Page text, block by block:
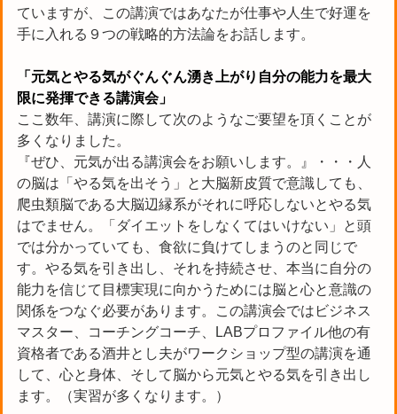
ていますが、この講演ではあなたが仕事や人生で好運を
手に入れる９つの戦略的方法論をお話します。
「元気とやる気がぐんぐん湧き上がり自分の能力を最大
限に発揮できる講演会」
ここ数年、講演に際して次のようなご要望を頂くことが
多くなりました。
『ぜひ、元気が出る講演会をお願いします。』・・・人
の脳は「やる気を出そう」と大脳新皮質で意識しても、
爬虫類脳である大脳辺縁系がそれに呼応しないとやる気
はでません。「ダイエットをしなくてはいけない」と頭
では分かっていても、食欲に負けてしまうのと同じで
す。やる気を引き出し、それを持続させ、本当に自分の
能力を信じて目標実現に向かうためには脳と心と意識の
関係をつなぐ必要があります。この講演会ではビジネス
マスター、コーチングコーチ、LABプロファイル他の有
資格者である酒井とし夫がワークショップ型の講演を通
して、心と身体、そして脳から元気とやる気を引き出し
ます。（実習が多くなります。）